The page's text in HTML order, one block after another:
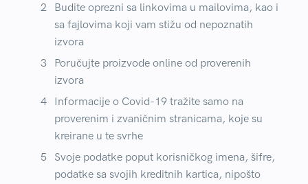
Budite oprezni sa linkovima u mailovima, kao i
sa fajlovima koji vam stižu od nepoznatih
izvora
Poručujte proizvode online od proverenih
izvora
Informacije o Covid-19 tražite samo na
proverenim i zvaničnim stranicama, koje su
kreirane u te svrhe
Svoje podatke poput korisničkog imena, šifre,
podatke sa svojih kreditnih kartica, nipošto